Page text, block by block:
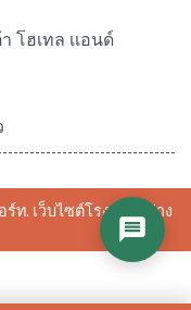
โฮเทล เเอนด์
ท. เว็บไซต์โรงแรมอย่าง